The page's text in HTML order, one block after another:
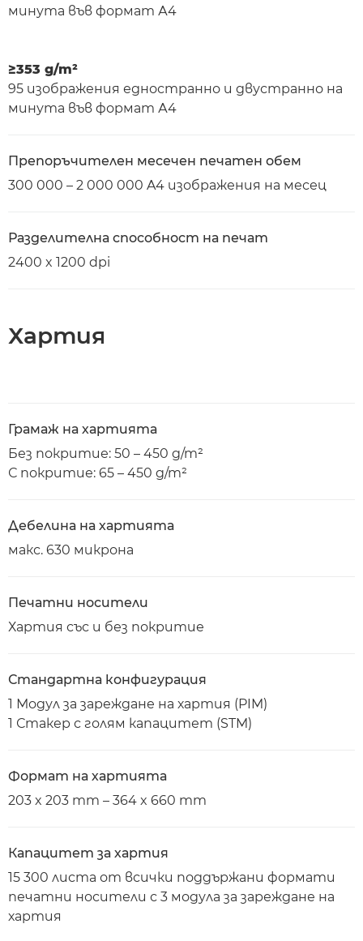
минута във формат А4
≥353 g/m²
95 изображения едностранно и двустранно на
минута във формат А4
Препоръчителен месечен печатен обем
300 000 – 2 000 000 A4 изображения на месец
Разделителна способност на печат
2400 x 1200 dpi
Хартия
Грамаж на хартията
Без покритие: 50 – 450 g/m²
С покритие: 65 – 450 g/m²
Дебелина на хартията
макс. 630 микрона
Печатни носители
Хартия със и без покритие
Стандартна конфигурация
1 Модул за зареждане на хартия (PIM)
1 Стакер с голям капацитет (STM)
Формат на хартията
203 x 203 mm – 364 x 660 mm
Капацитет за хартия
15 300 листа от всички поддържани формати
печатни носители с 3 модула за зареждане на
хартия